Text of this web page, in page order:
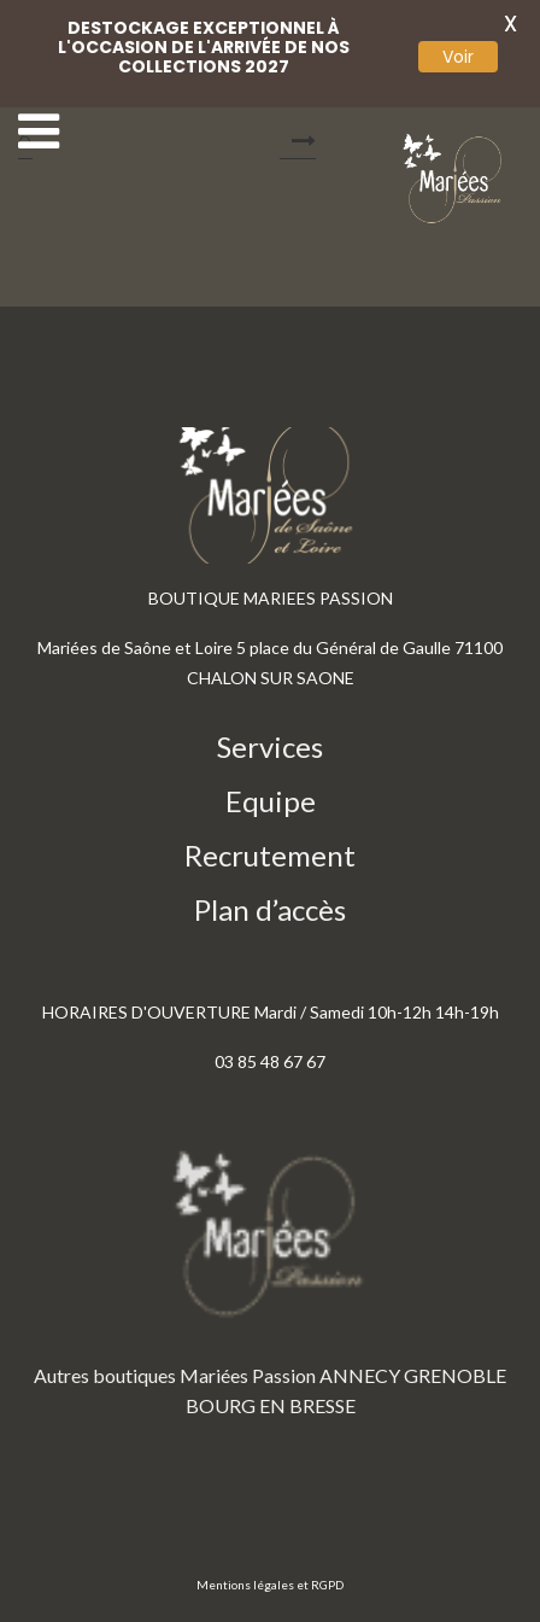
6
BOUTIQUE MARIEES PASSION
Mariées de Saône et Loire 5 place du Général de Gaulle 71100
CHALON SUR SAONE
Services
Equipe
Recrutement
Plan d’accès
HORAIRES D'OUVERTURE Mardi / Samedi 10h-12h 14h-19h
03 85 48 67 67
Autres boutiques Mariées PassionANNECYGRENOBLE
BOURG EN BRESSE
Mentions légales et RGPD
DESTOCKAGE EXCEPTIONNEL À
L'OCCASION DE L'ARRIVÉE DE NOS
COLLECTIONS 2027
Voir
X